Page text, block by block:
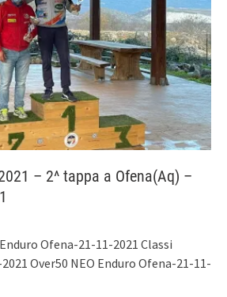
– 2^ tappa a Ofena(Aq) –
Ofena-21-11-2021 Classi
Over50 NEO Enduro Ofena-21-11-